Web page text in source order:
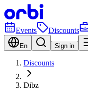
Events Discounts
En Sign in
Discounts
Dibz